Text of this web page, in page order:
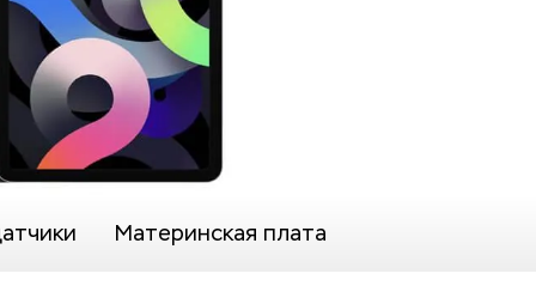
Материнская плата